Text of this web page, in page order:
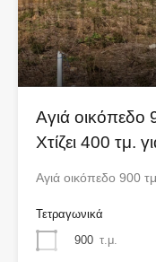
Αγιά οικόπεδο
Χτίζει 400 τμ.
Αγιά οικόπεδο 900
Τετραγωνικά
900 τ.μ.